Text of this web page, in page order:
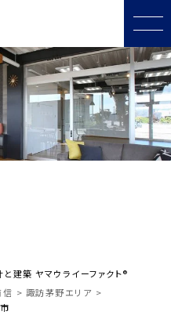
建築 ヤマウライーファクト®
信
諏訪茅野エリア